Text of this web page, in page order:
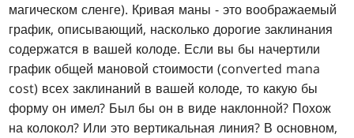
магическом сленге). Кривая маны - это воображаемый
график, описывающий, насколько дорогие заклинания
содержатся в вашей колоде. Если вы бы начертили
график общей мановой стоимости (converted mana
cost) всех заклинаний в вашей колоде, то какую бы
форму он имел? Был бы он в виде наклонной? Похож
на колокол? Или это вертикальная линия? В основном,